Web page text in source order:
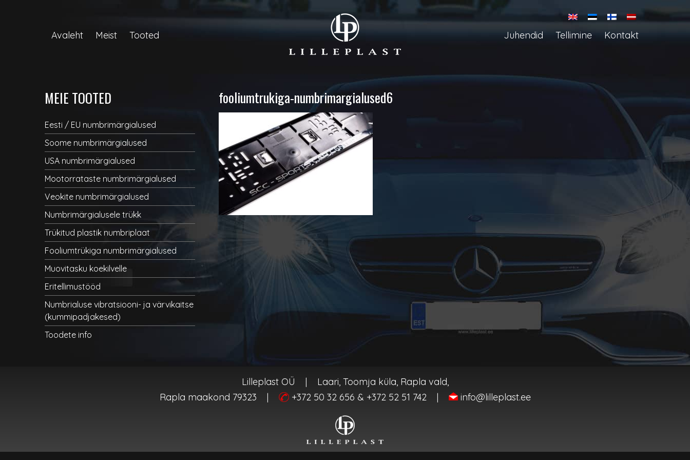
Avaleht Meist Tooted Juhendid Tellimine Kontakt
fooliumtrukiga-numbrimargialused6
MEIE TOOTED
Eesti / EU numbrimärgialused
Soome numbrimärgialused
USA numbrimärgialused
Mootorrataste numbrimärgialused
Veokite numbrimärgialused
Numbrimärgialusele trükk
Trükitud plastik numbriplaat
Fooliumtrükiga numbrimärgialused
Muovitasku koekilvelle
Eritellimustööd
Numbrialuse vibratsiooni- ja värvikaitse
(kummipadjakesed)
Toodete info
Lilleplast OÜ |
Laari, Toomja küla, Rapla vald,
Rapla maakond 79323
| +372 50 32 656 & +372 52 51 742 | info@lilleplast.ee